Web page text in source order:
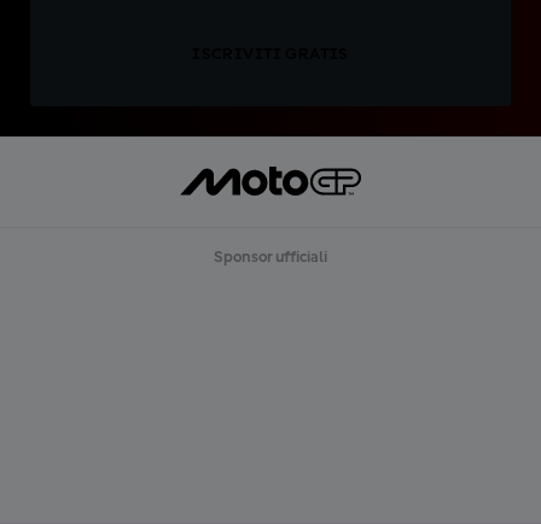
Sponsor ufficiali